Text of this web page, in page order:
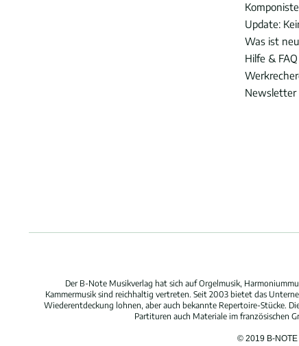
Update:
Was ist
Hilfe & FAQ
Newsletter
Der B-Note Musikverlag hat sich auf Orgelmusik,
Kammermusik sind reichhaltig vertreten. Seit 2003 bietet das
Wiederentdeckung lohnen, aber auch bekannte Repertoire-Stücke.
Partituren auch Materiale im französischen
© 2019 B-NOTE